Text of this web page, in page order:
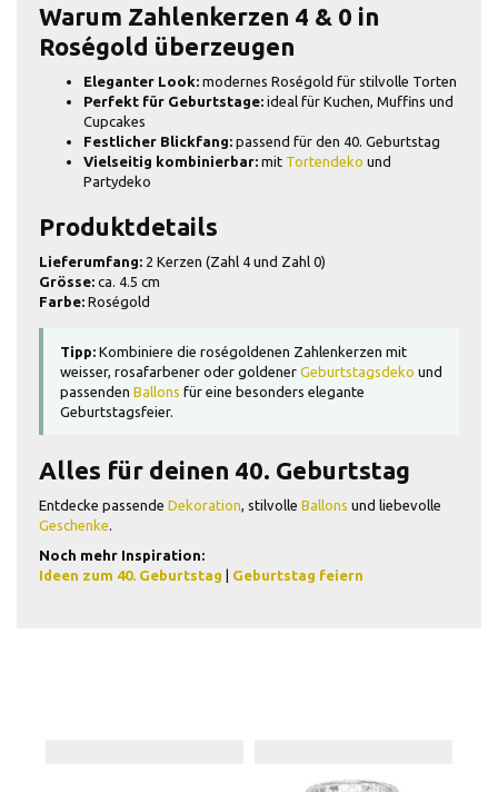
Warum Zahlenkerzen 4 & 0 in
Roségold überzeugen
Eleganter Look: modernes Roségold für stilvolle Torten
Perfekt für Geburtstage: ideal für Kuchen, Muffins und
Cupcakes
Festlicher Blickfang: passend für den 40. Geburtstag
Vielseitig kombinierbar: mit Tortendeko und
Partydeko
Produktdetails
Lieferumfang: 2 Kerzen (Zahl 4 und Zahl 0)
Grösse: ca. 4.5 cm
Farbe: Roségold
Tipp: Kombiniere die roségoldenen Zahlenkerzen mit
weisser, rosafarbener oder goldener Geburtstagsdeko und
passenden Ballons für eine besonders elegante
Geburtstagsfeier.
Alles für deinen 40. Geburtstag
Entdecke passende Dekoration, stilvolle Ballons und liebevolle
Geschenke.
Noch mehr Inspiration:
Ideen zum 40. Geburtstag | Geburtstag feiern